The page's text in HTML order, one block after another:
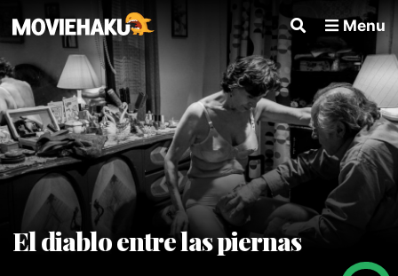
Menu
El diablo entre las piernas